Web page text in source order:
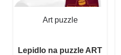
Art puzzle
Lepidlo na puzzle ART